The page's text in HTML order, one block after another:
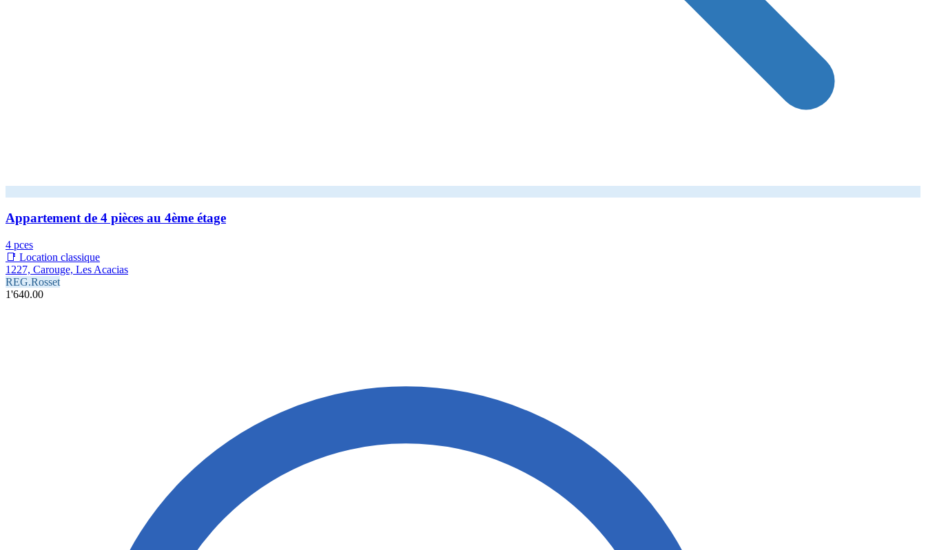
Appartement de 4 pièces au 4ème étage
4 pces
📑 Location classique
1227, Carouge, Les Acacias
REG.Rosset
1'640.00